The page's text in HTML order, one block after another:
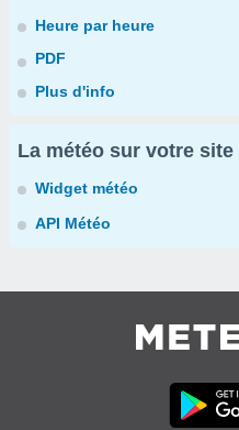
Heure par heure
PDF
Plus d'info
La météo sur votre site
Widget météo
API Météo